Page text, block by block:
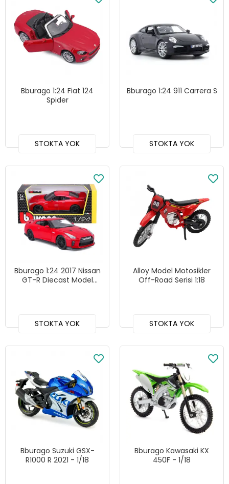
Bburago 1:24 Fiat 124
Spider
STOKTA YOK
Bburago 1:24 911 Carrera S
STOKTA YOK
Bburago 1:24 2017 Nissan
GT-R Diecast Model
STOKTA YOK
Alloy Model Motosikler
Off-Road Serisi 1:18
STOKTA YOK
Bburago Suzuki GSX-
R1000 R 2021 - 1/18
Bburago Kawasaki KX
450F - 1/18